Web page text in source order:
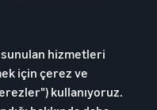
hizmetleri
için çerez ve
kullanıyoruz.